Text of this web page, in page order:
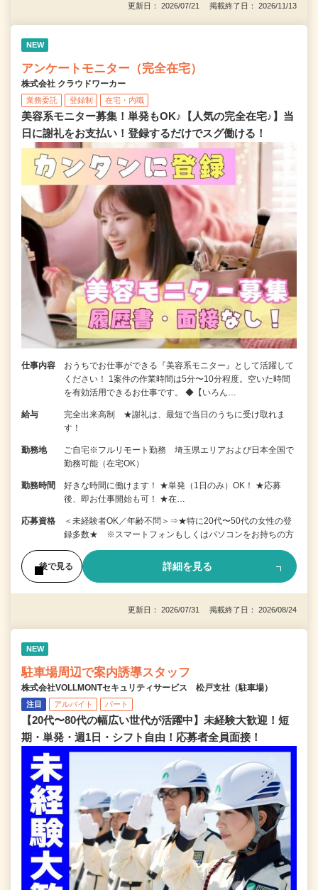
更新日： 2026/07/21 掲載終了日： 2026/11/13
NEW
アンケートモニター（完全在宅）
株式会社 クラウドワーカー
業務委託 登録制 在宅・内職
美容系モニター募集！単発もOK♪【人気の完全在宅♪】当
日に謝礼をお支払い！登録するだけでスグ働ける！
仕事内容
おうちでお仕事ができる『美容系モニター』として活躍して
ください！ 1案件の作業時間は5分〜10分程度。空いた時間
を有効活用できるお仕事です。 ◆【いろん…
給与
完全出来高制 ★謝礼は、最短で当日のうちに受け取れま
す！
勤務地
ご自宅※フルリモート勤務 埼玉県エリアおよび日本全国で
勤務可能（在宅OK）
勤務時間
好きな時間に働けます！ ★単発（1日のみ）OK！ ★応募
後、即お仕事開始も可！ ★在…
応募資格
＜未経験者OK／年齢不問＞⇒★特に20代〜50代の女性の登
録多数★ ※スマートフォンもしくはパソコンをお持ちの方
後で見る 詳細を見る
更新日： 2026/07/31 掲載終了日： 2026/08/24
NEW
駐車場周辺で案内誘導スタッフ
株式会社VOLLMONTセキュリティサービス 松戸支社（駐車場）
注目 アルバイト パート
【20代〜80代の幅広い世代が活躍中】未経験大歓迎！短
期・単発・週1日・シフト自由！応募者全員面接！